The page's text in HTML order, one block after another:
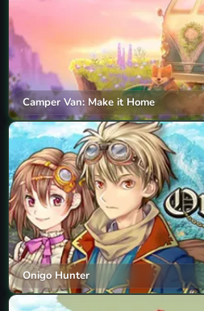
Camper Van: Make it Home
Onigo Hunter